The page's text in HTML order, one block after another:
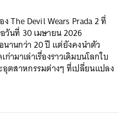
The Devil Wears Prada 2 ที่
วันที่ 30 เมษายน 2026
านกว่า 20 ปี แต่ยังคงนำตัว
มาเล่าเรื่องราวเดิมบนโลกใบ
ตสาหกรรมต่างๆ ที่เปลี่ยนแปลง